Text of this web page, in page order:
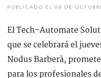
PUBLICADO EL 08 DE
El Tech-Automate
que se celebrará el
Nodus Barberà,
para los profesionales